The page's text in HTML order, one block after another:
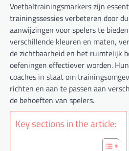
Voetbaltrainingsmarkers zijn
trainingssessies verbeteren door
aanwijzingen voor spelers te
verschillende kleuren en maten,
de zichtbaarheid en het ruimtelijk
oefeningen effectiever worden.
coaches in staat om
richten en aan te passen aan
de behoeften van spelers.
Key sections in the article: